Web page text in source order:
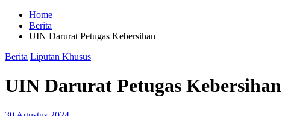
Home
Berita
UIN Darurat Petugas Kebersihan
Berita Liputan Khusus
UIN Darurat Petugas Kebersihan